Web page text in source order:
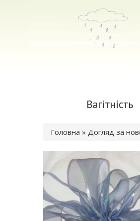
Вагітність
Ви є тут
Головна » Догляд за